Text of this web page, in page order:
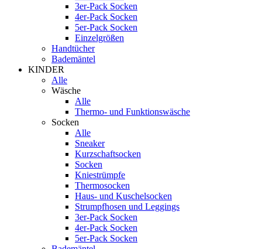
3er-Pack Socken
4er-Pack Socken
5er-Pack Socken
Einzelgrößen
Handtücher
Bademäntel
KINDER
Alle
Wäsche
Alle
Thermo- und Funktionswäsche
Socken
Alle
Sneaker
Kurzschaftsocken
Socken
Kniestrümpfe
Thermosocken
Haus- und Kuschelsocken
Strumpfhosen und Leggings
3er-Pack Socken
4er-Pack Socken
5er-Pack Socken